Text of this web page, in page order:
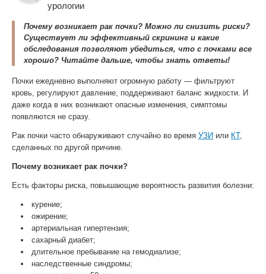
урологии
Почему возникает рак почки? Можно ли снизить риски?
Существует ли эффективный скрининг и какие
обследования позволяют убедиться, что с почками все
хорошо? Читайте дальше, чтобы знать ответы!
Почки ежедневно выполняют огромную работу — фильтруют
кровь, регулируют давление, поддерживают баланс жидкости. И
даже когда в них возникают опасные изменения, симптомы
появляются не сразу.
Рак почки часто обнаруживают случайно во время УЗИ или КТ,
сделанных по другой причине.
Почему возникает рак почки?
Есть факторы риска, повышающие вероятность развития болезни:
курение;
ожирение;
артериальная гипертензия;
сахарный диабет;
длительное пребывание на гемодиализе;
наследственные синдромы;